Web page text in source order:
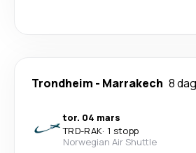
Trondheim - Marrakech 8
tor. 04 mars
TRD-RAK· 1 stopp
Norwegian Air Shuttle